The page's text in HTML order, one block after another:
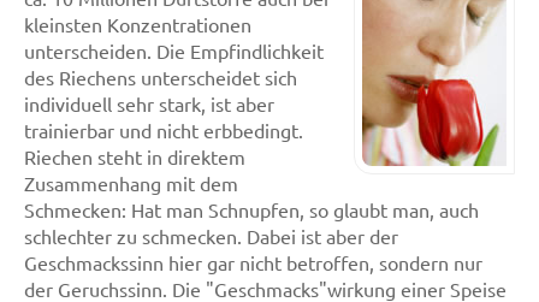
kleinsten Konzentrationen
unterscheiden. Die Empfindlichkeit
des Riechens unterscheidet sich
individuell sehr stark, ist aber
trainierbar und nicht erbbedingt.
Riechen steht in direktem
Zusammenhang mit dem
Schmecken: Hat man Schnupfen, so glaubt man, auch
schlechter zu schmecken. Dabei ist aber der
Geschmackssinn hier gar nicht betroffen, sondern nur
der Geruchssinn. Die "Geschmacks"wirkung einer Speise